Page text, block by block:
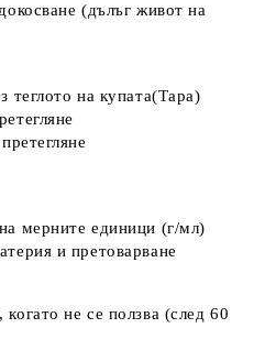
(дълъг живот на
теглото на купата(Тара)
мерните единици (г/мл)
и претоварване
не се ползва (след 60